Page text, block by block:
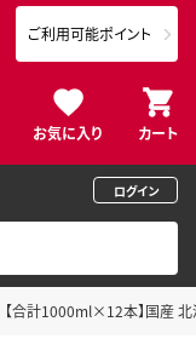
お気に入り カート
ご利用可能ポイント
ログイン
【合計1000ml×12本】国産